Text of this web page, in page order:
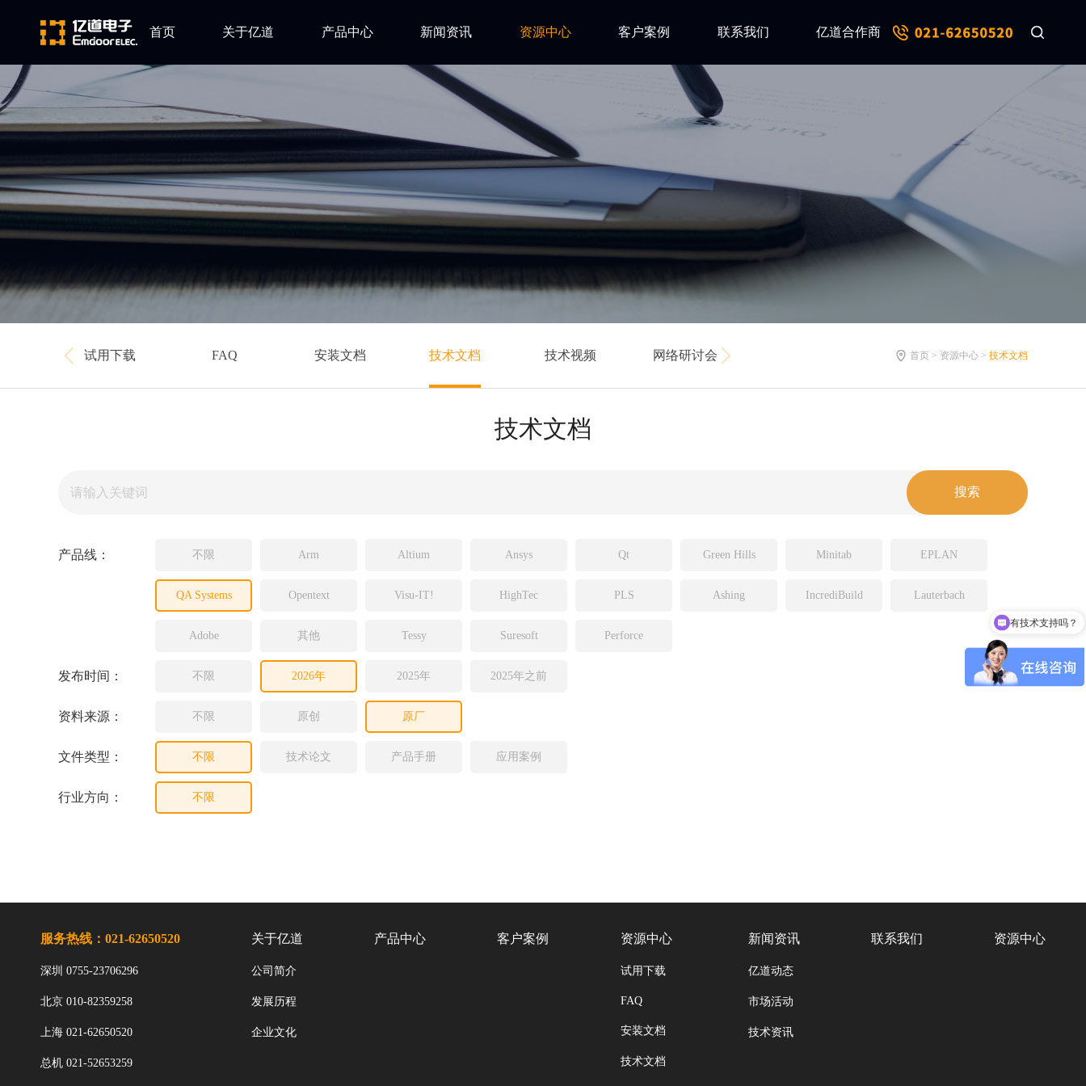
首页 关于亿道
企业文化
产品中心
Ansys
Qt
Green Hills
Minitab
Visu-IT
Source Insight
Incredibuild
新闻资讯
亿道动态
市场活动
资源中心
安装文档
技术文档
网络研讨会
客户案例 联系我们 亿道合作商
试用下载 FAQ 安装文档 技术文档 技术视频 网络研讨会 首页 > 资源中心 > 技术文档
技术文档
产品线： 不限 Arm Altium Ansys Qt Green Hills Minitab EPLAN
QA Systems Opentext Visu-IT! HighTec PLS Ashing IncrediBuild Lauterbach
Adobe 其他 Tessy Suresoft Perforce
发布时间： 不限 2026年 2025年 2025年之前
资料来源： 不限 原创 原厂
文件类型： 不限 技术论文 产品手册 应用案例
行业方向： 不限
服务热线：021-62650520
深圳 0755-23706296
北京 010-82359258
上海 021-62650520
总机 021-52653259
关于亿道
公司简介
发展历程
企业文化
产品中心 客户案例 资源中心
试用下载
FAQ
安装文档
技术文档
新闻资讯
亿道动态
市场活动
技术资讯
联系我们 资源中心
可以介绍下你们的产品么